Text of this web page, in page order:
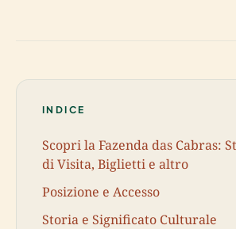
INDICE
Scopri la Fazenda das Cabras:
di Visita, Biglietti e altro
Posizione e Accesso
Storia e Significato Culturale